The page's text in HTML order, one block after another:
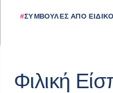
#ΣΥΜΒΟΥΛΈΣ ΑΠΌ
Φιλική